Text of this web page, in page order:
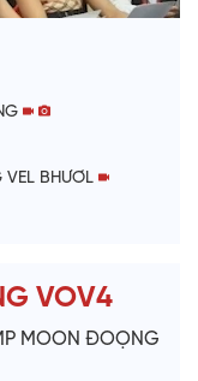
VEL BHƯƠL
VOV4
MOON ĐOỌNG